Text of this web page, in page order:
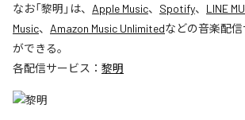
なお「黎明 」は、 Apple Music、 Spotify、 LINE
Music、 Amazon Music Unlimitedなどの音楽配
ができる。
各配信サービス： 黎明